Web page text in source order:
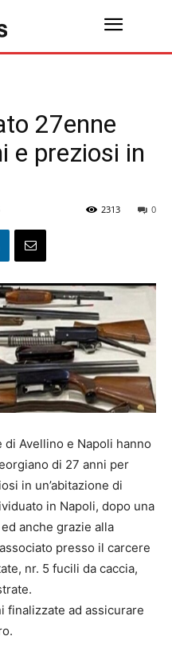
27enne
e preziosi in
0
2313
Avellino e Napoli hanno
di 27 anni per
in un’abitazione di
in Napoli, dopo una
anche grazie alla
presso il carcere
nr. 5 fucili da caccia,
finalizzate ad assicurare